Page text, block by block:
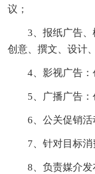
议；
3、报纸广告
创意、撰文、设计
4、影视广告
5、广播广告：
6、公关促销活
7、针对目标消
8、负责媒介发